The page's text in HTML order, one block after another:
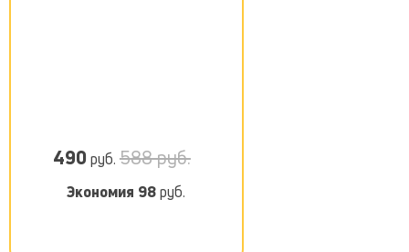
490 руб. 588 руб.
Экономия 98руб.